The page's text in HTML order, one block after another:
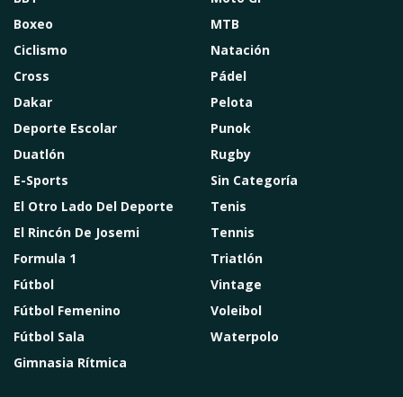
Boxeo
Ciclismo
Cross
Dakar
Deporte Escolar
Duatlón
E-Sports
El Otro Lado Del Deporte
El Rincón De Josemi
Formula 1
Fútbol
Fútbol Femenino
Fútbol Sala
Gimnasia Rítmica
MTB
Natación
Pádel
Pelota
Punok
Rugby
Sin Categoría
Tenis
Tennis
Triatlón
Vintage
Voleibol
Waterpolo